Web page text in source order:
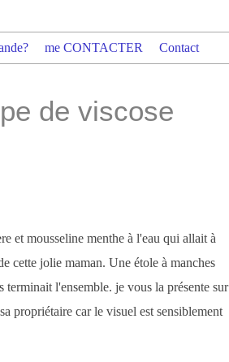
me CONTACTER Contact
de viscose
et mousseline menthe à l'eau qui allait à
cette jolie maman. Une étole à manches
terminait l'ensemble. je vous la présente sur
propriétaire car le visuel est sensiblement